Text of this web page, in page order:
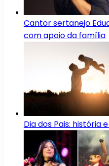
Cantor sertanejo
com apoio da família
Dia dos Pais: história